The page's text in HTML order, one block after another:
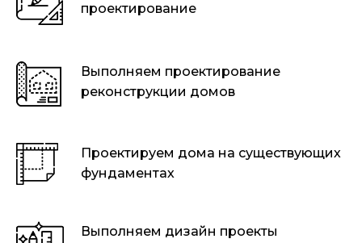
проектирование
Выполняем проектирование
реконструкции домов
Проектируем дома на существующих
фундаментах
Выполняем дизайн проекты